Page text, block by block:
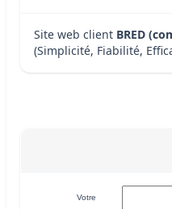
Site web client BRED
(Simplicité, Fiabilité,
Votre